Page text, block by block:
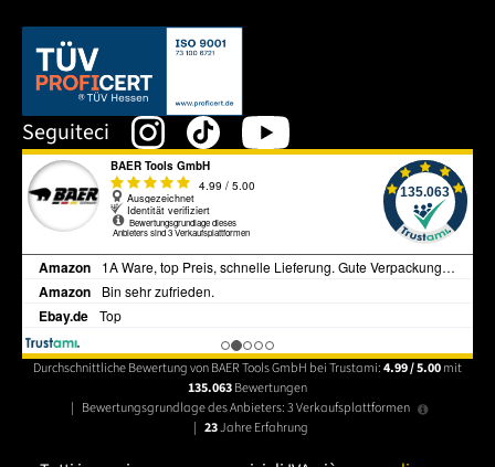
Dieser Link öffnet sich in einem neuen Tab.
Seguiteci
Durchschnittliche Bewertung von BAER Tools GmbH bei Trustami:4.99 / 5.00mit
135.063Bewertungen
| Bewertungsgrundlage des Anbieters: 3 Verkaufsplattformen
| 23Jahre Erfahrung